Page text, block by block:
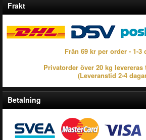
Frakt
Från 69 kr per order - 1-3
Privatorder över 20 kg
(Leveranstid 2-4
Betalning